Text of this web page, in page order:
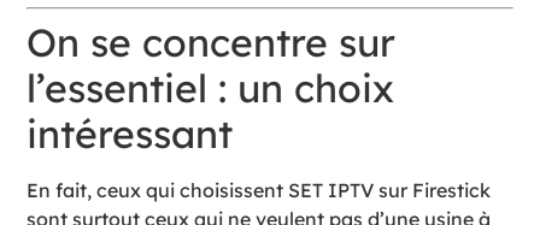
On se concentre sur
l’essentiel : un choix
intéressant
En fait, ceux qui choisissent SET IPTV sur Firestick
sont surtout ceux qui ne veulent pas d’une usine à